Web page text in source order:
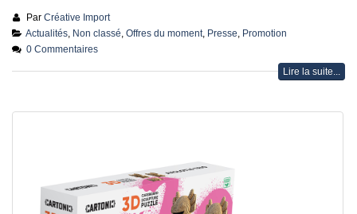
Par Créative Import
Actualités, Non classé Offres du moment, Presse
Promotion
0 Commentaires
Lire la suite...